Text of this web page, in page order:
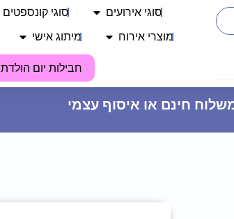
סוגי אירועים סוגי קונספטים
מוצרי אירוח מיתוג אישי
חבילות יום הולדת